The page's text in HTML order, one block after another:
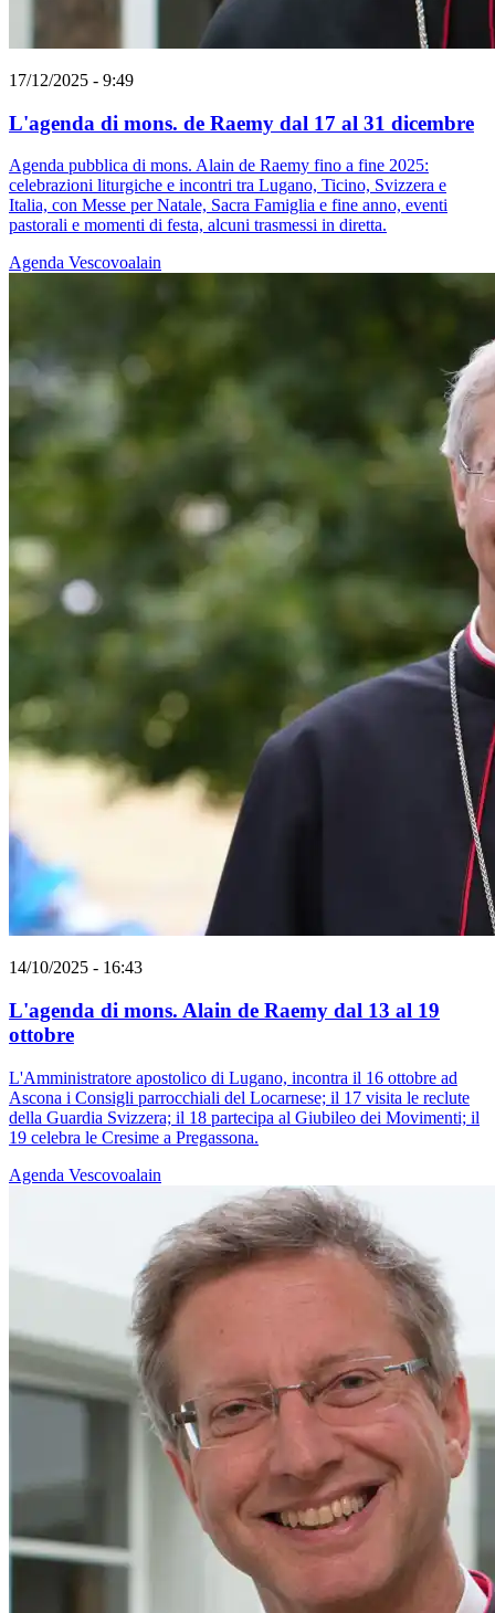
17/12/2025 - 9:49
L'agenda di mons. de Raemy dal 17 al 31 dicembre
Agenda pubblica di mons. Alain de Raemy fino a fine 2025:
celebrazioni liturgiche e incontri tra Lugano, Ticino, Svizzera e
Italia, con Messe per Natale, Sacra Famiglia e fine anno, eventi
pastorali e momenti di festa, alcuni trasmessi in diretta.
Agenda Vescovoalain
14/10/2025 - 16:43
L'agenda di mons. Alain de Raemy dal 13 al 19
ottobre
L'Amministratore apostolico di Lugano, incontra il 16 ottobre ad
Ascona i Consigli parrocchiali del Locarnese; il 17 visita le reclute
della Guardia Svizzera; il 18 partecipa al Giubileo dei Movimenti; il
19 celebra le Cresime a Pregassona.
Agenda Vescovoalain